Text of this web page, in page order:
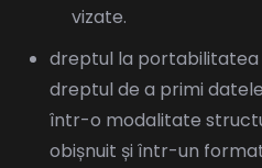
vizate.
dreptul la
dreptul de a primi
într-o modalitate
obișnuit și într-un